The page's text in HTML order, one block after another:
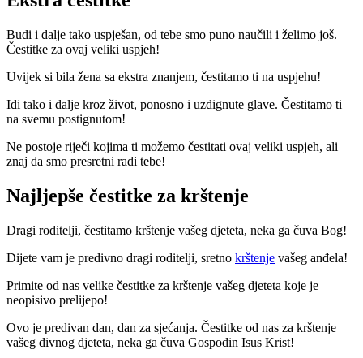
Budi i dalje tako uspješan, od tebe smo puno naučili i želimo još.
Čestitke za ovaj veliki uspjeh!
Uvijek si bila žena sa ekstra znanjem, čestitamo ti na uspjehu!
Idi tako i dalje kroz život, ponosno i uzdignute glave. Čestitamo ti
na svemu postignutom!
Ne postoje riječi kojima ti možemo čestitati ovaj veliki uspjeh, ali
znaj da smo presretni radi tebe!
Najljepše čestitke za krštenje
Dragi roditelji, čestitamo krštenje vašeg djeteta, neka ga čuva Bog!
Dijete vam je predivno dragi roditelji, sretno krštenje vašeg anđela!
Primite od nas velike čestitke za krštenje vašeg djeteta koje je
neopisivo prelijepo!
Ovo je predivan dan, dan za sjećanja. Čestitke od nas za krštenje
vašeg divnog djeteta, neka ga čuva Gospodin Isus Krist!